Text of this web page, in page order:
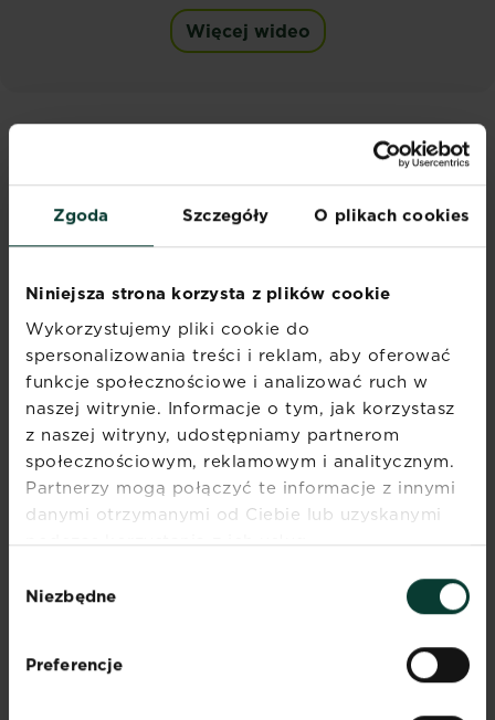
Zgoda Szczegóły O plikach cookies
Niniejsza strona korzysta z plików cookie
Wykorzystujemy pliki cookie do
spersonalizowania treści i reklam, aby oferować
funkcje społecznościowe i analizować ruch w
naszej witrynie. Informacje o tym, jak korzystasz
z naszej witryny, udostępniamy partnerom
społecznościowym, reklamowym i analitycznym.
Partnerzy mogą połączyć te informacje z innymi
danymi otrzymanymi od Ciebie lub uzyskanymi
podczas korzystania z ich usług.
zgody
Niezbędne
Preferencje
Więcej wideo
Wyhoduj sam! Bazylia
Naucz się z naszym video jak uprawiać własną...
Obejrzyj teraz